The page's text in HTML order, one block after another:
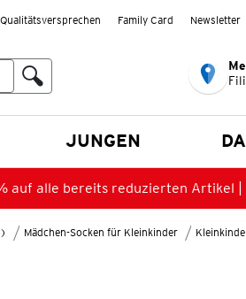
Qualitätsversprechen Family Card Newsletter
JUNGEN
auf alle bereits reduzierten Artikel |
Mädchen-Socken für Kleinkinder